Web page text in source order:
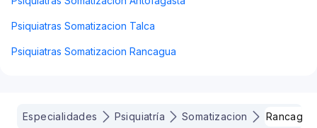
Psiquiatras Somatizacion Talca
Psiquiatras Somatizacion Rancagua
Especialidades Psiquiatría Somatizacion Rancagua